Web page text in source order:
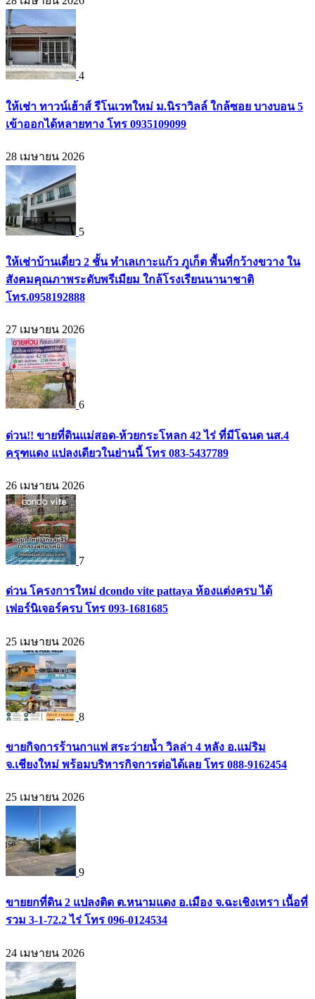
4
ให้เช่า ทาวน์เฮ้าส์ รีโนเวทใหม่ ม.นิราวิลล์ ใกล้ซอย บางบอน 5
เข้าออกได้หลายทาง โทร 0935109099
28 เมษายน 2026
5
ให้เช่าบ้านเดี่ยว 2 ชั้น ทำเลเกาะแก้ว ภูเก็ต พื้นที่กว้างขวาง ใน
สังคมคุณภาพระดับพรีเมียม ใกล้โรงเรียนนานาชาติ
โทร.0958192888
27 เมษายน 2026
6
ด่วน!! ขายที่ดินแม่สอด-ห้วยกระโหลก 42 ไร่ ที่มีโฉนด นส.4
ครุฑแดง แปลงเดียวในย่านนี้ โทร 083-5437789
26 เมษายน 2026
7
ด่วน โครงการใหม่ dcondo vite pattaya ห้องแต่งครบ ได้
เฟอร์นิเจอร์ครบ โทร 093-1681685
25 เมษายน 2026
8
ขายกิจการร้านกาแฟ สระว่ายน้ำ วิลล่า 4 หลัง อ.แม่ริม
จ.เชียงใหม่ พร้อมบริหารกิจการต่อได้เลย โทร 088-9162454
25 เมษายน 2026
9
ขายยกที่ดิน 2 แปลงติด ต.หนามแดง อ.เมือง จ.ฉะเชิงเทรา เนื้อที่
รวม 3-1-72.2 ไร่ โทร 096-0124534
24 เมษายน 2026